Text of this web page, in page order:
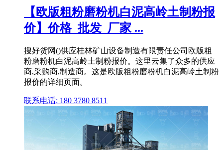
【欧版粗粉磨粉机白泥高岭土制粉报
价】价格_批发_厂家 ...
搜好货网()供应桂林矿山设备制造有限责任公司欧版粗
粉磨粉机白泥高岭土制粉报价。这里云集了众多的供应
商,采购商,制造商。这是欧版粗粉磨粉机白泥高岭土制粉
报价的详细页面。
联系电话: 180 3780 8511